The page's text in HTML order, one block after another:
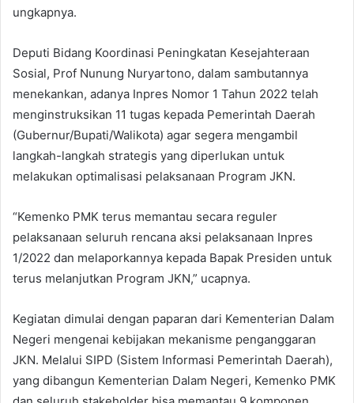
ungkapnya.
Deputi Bidang Koordinasi Peningkatan Kesejahteraan
Sosial, Prof Nunung Nuryartono, dalam sambutannya
menekankan, adanya Inpres Nomor 1 Tahun 2022 telah
menginstruksikan 11 tugas kepada Pemerintah Daerah
(Gubernur/Bupati/Walikota) agar segera mengambil
langkah-langkah strategis yang diperlukan untuk
melakukan optimalisasi pelaksanaan Program JKN.
“Kemenko PMK terus memantau secara reguler
pelaksanaan seluruh rencana aksi pelaksanaan Inpres
1/2022 dan melaporkannya kepada Bapak Presiden untuk
terus melanjutkan Program JKN,” ucapnya.
Kegiatan dimulai dengan paparan dari Kementerian Dalam
Negeri mengenai kebijakan mekanisme penganggaran
JKN. Melalui SIPD (Sistem Informasi Pemerintah Daerah),
yang dibangun Kementerian Dalam Negeri, Kemenko PMK